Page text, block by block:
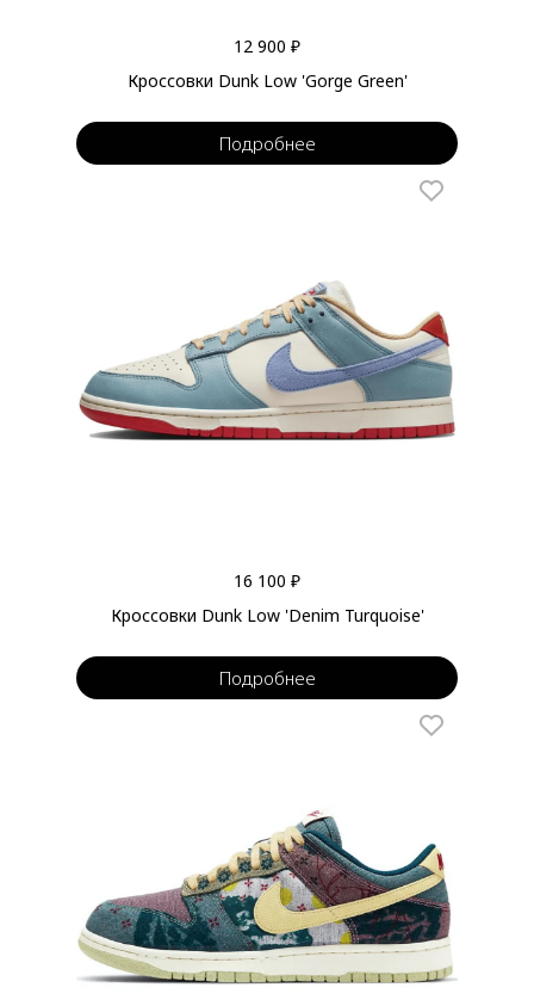
12 900 ₽
Кроссовки Dunk Low 'Gorge Green'
Подробнее
16 100 ₽
Кроссовки Dunk Low 'Denim Turquoise'
Подробнее